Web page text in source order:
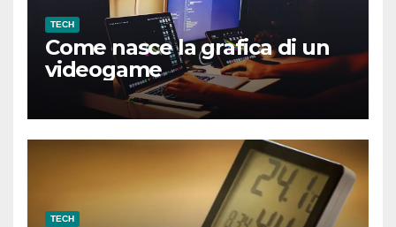
TECH
Come nasce la grafica di un
videogame
TECH